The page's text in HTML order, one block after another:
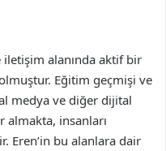
alanında aktif bir
Eğitim geçmişi ve
medya ve diğer dijital
insanları
Eren’in bu alanlara dair